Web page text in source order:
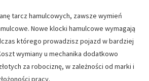
tarcz hamulcowych, zawsze wymień
Nowe klocki hamulcowe wymagają
którego prowadzisz pojazd w bardziej
wymiany u mechanika dodatkowo
za robociznę, w zależności od marki i
pracy.